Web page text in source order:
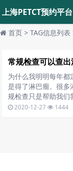
上海PETCT预约平台
首页 > TAG信息列
常规检查可以查
为什么我明明每年
是得了淋巴瘤。很多
规检查只是帮助我们
常见疾病，比如高血
2020-12-27 1444